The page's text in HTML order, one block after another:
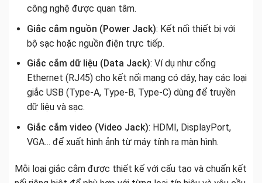
công nghệ được quan tâm.
Giắc cắm nguồn (Power Jack): Kết nối thiết bị với
bộ sạc hoặc nguồn điện trực tiếp.
Giắc cắm dữ liệu (Data Jack): Ví dụ như cổng
Ethernet (RJ45) cho kết nối mạng có dây, hay các loại
giắc USB (Type-A, Type-B, Type-C) dùng để truyền
dữ liệu và sạc.
Giắc cắm video (Video Jack): HDMI, DisplayPort,
VGA… để xuất hình ảnh từ máy tính ra màn hình.
Mỗi loại giắc cắm được thiết kế với cấu tạo và chuẩn kết